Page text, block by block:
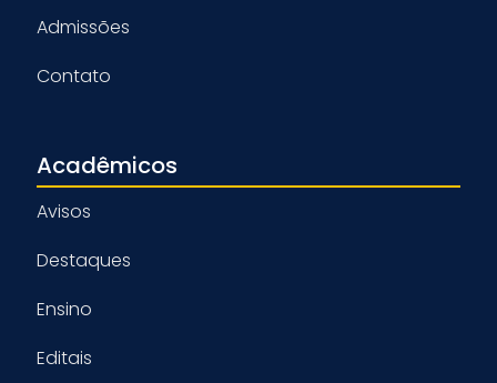
Admissões
Contato
Acadêmicos
Avisos
Destaques
Ensino
Editais